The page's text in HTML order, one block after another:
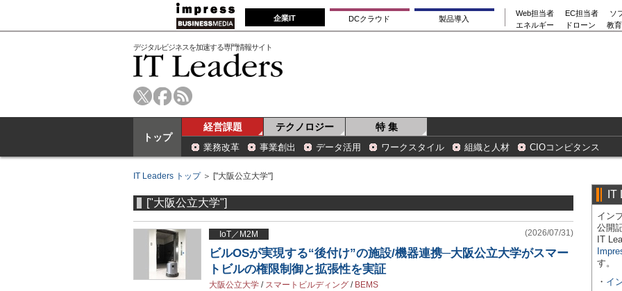
企業IT DCクラウド 製品導入
Web担当者 EC担当者
ソ
エネルギー
ドローン 教
デジタルビジネスを加速する専門情報サイト
トップ
経営課題 テクノロジー 特 集
業務改革 事業創出 データ活用 ワークスタイル 組織と人材 CIOコンピタンス
IT Leaders トップ＞ ["大阪公立大学"]
["大阪公立大学"]
IoT／M2M (2026/07/31)
ビルOSが実現する“後付け”の施設/機器連携─大阪公立大学がスマー
トビルの権限制御と拡張性を実証
大阪公立大学 / スマートビルディング / BEMS
IT
イン
公開
IT
す。
・ イ